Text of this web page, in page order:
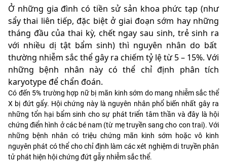
Ở những gia đình có tiền sử sản khoa phức tạp (như
sẩy thai liên tiếp, đặc biệt ở giai đoạn sớm hay những
tháng đầu của thai kỳ, chết ngay sau sinh, trẻ sinh ra
với nhiều dị tật bẩm sinh) thì nguyên nhân do bất
thường nhiễm sắc thể gây ra chiếm tỷ lệ từ 5 – 15%. Với
những bệnh nhân này có thể chỉ định phân tích
karyotype để chẩn đoán.
Có đến 5% trường hợp nữ bị mãn kinh sớm do mang nhiễm sắc thể
X bị đứt gẩy. Hội chứng này là nguyên nhân phổ biến nhất gây ra
những tổn hại bẩm sinh cho sự phát triển tâm thần và đây là hội
chứng điển hình ở các bé nam (từ mẹ truyền sang cho con trai). Với
những bệnh nhân có triệu chứng mãn kinh sớm hoặc vô kinh
nguyên phát có thể cho chỉ định làm các xét nghiệm di truyền phân
tử phát hiện hội chứng đứt gẫy nhiễm sắc thể.